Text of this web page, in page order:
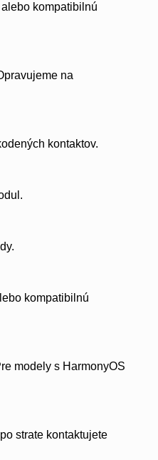
kompatibilnú
na
kontaktov.
kompatibilnú
modely s HarmonyOS
strate kontaktujete